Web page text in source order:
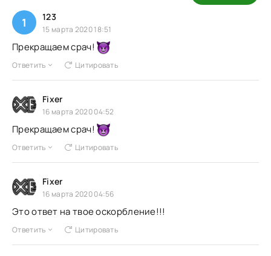
1 123
15 марта 2020 18:51
Прекращаем срач!
Ответить Цитировать
Fixer
16 марта 2020 04:52
Прекращаем срач!
Ответить Цитировать
Fixer
16 марта 2020 04:56
Это ответ на твое оскорбление!!!
Ответить Цитировать